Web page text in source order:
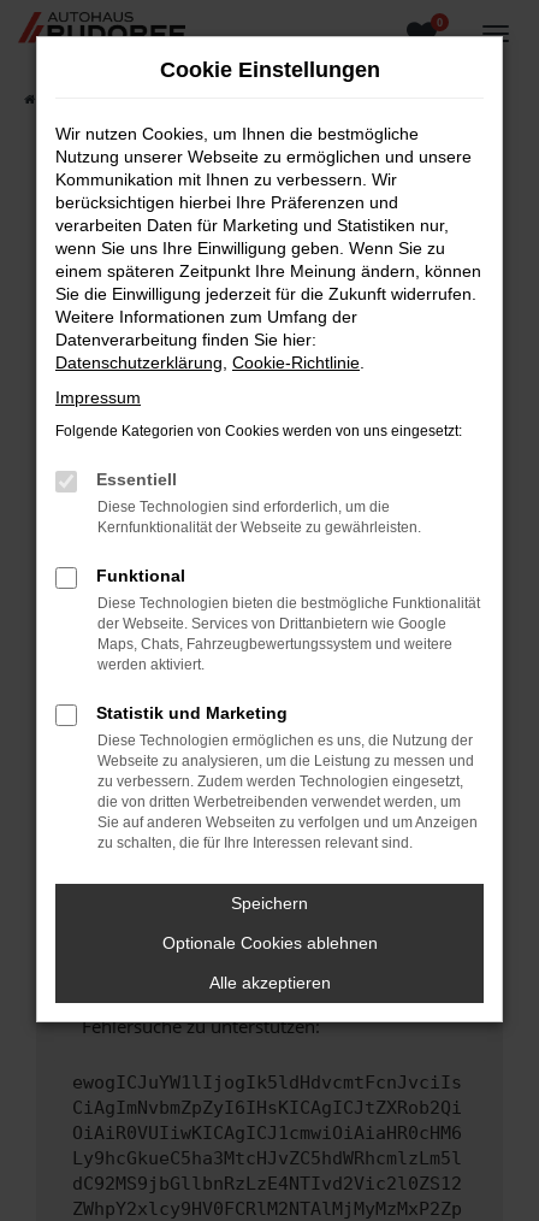
Zum
0
Fehler: Network Error
Beim Laden ist ein Fehler aufgetreten.
Hier sind ein paar Tipps, die dir helfen können:
Überprüfe deine Firewall und deine
Internetverbindung.
Laden andere Webseiten, zum Beispiel deine
Suchmaschine?
Prüfe deine Browsererweiterungen.
Manche Erweiterungen, wie Werbeblocker,
können das Laden bestimmter Seiten
verhindern. Funktioniert die Seite in einem
Fenster?
Starte dein Gerät neu.
Das kann manchmal helfen, vorübergehende
Probleme zu beheben.
Betriebssystem auf dem neuesten Stand
sind.
Veraltete Software birgt nicht nur ein
Sicherheitsrisiko, sondern kann auch dazu
führen, dass bestimmte Funktionen nicht mehr
unterstützt werden.
Wende dich an den Webseitenbetreiber.
Wenn du alle oben genannten Schritte versucht
hast, kontaktiere uns bitte. Wir werden
versuchen, das Problem zu beheben. Du kannst
uns diesen Text schicken, um uns bei der
Fehlersuche zu unterstützen:
ewogICJuYW1lIjogIk5ldHdvcmtFcnJvciIs
CiAgImNvbmZpZyI6IHsKICAgICJtZXRob2Qi
OiAiR0VUIiwKICAgICJ1cmwiOiAiaHR0cHM6
Ly9hcGkueC5ha3MtcHJvZC5hdWRhcmlzLm5l
dC92MS9jbGllbnRzLzE4NTIvd2Vic2l0ZS12
ZWhpY2xlcy9HV0FCRlM2NTAlMjMyMzMxP2Zp
Cookie Einstellungen
Wir nutzen Cookies, um Ihnen die bestmögliche
Nutzung unserer Webseite zu ermöglichen und unsere
Kommunikation mit Ihnen zu verbessern. Wir
berücksichtigen hierbei Ihre Präferenzen und
verarbeiten Daten für Marketing und Statistiken nur,
wenn Sie uns Ihre Einwilligung geben. Wenn Sie zu
einem späteren Zeitpunkt Ihre Meinung ändern, können
Sie die Einwilligung jederzeit für die Zukunft widerrufen.
Weitere Informationen zum Umfang der
Datenverarbeitung finden Sie hier:
Datenschutzerklärung Cookie-Richtlinie
Impressum
Folgende Kategorien von Cookies werden von uns eingesetzt:
Essentiell
Diese Technologien sind erforderlich, um die
Kernfunktionalität der Webseite zu gewährleisten.
Funktional
Diese Technologien bieten die bestmögliche Funktionalität
der Webseite. Services von Drittanbietern wie Google
Maps, Chats, Fahrzeugbewertungssystem und weitere
werden aktiviert.
Statistik und Marketing
Diese Technologien ermöglichen es uns, die Nutzung der
Webseite zu analysieren, um die Leistung zu messen und
zu verbessern. Zudem werden Technologien eingesetzt,
die von dritten Werbetreibenden verwendet werden, um
Sie auf anderen Webseiten zu verfolgen und um Anzeigen
zu schalten, die für Ihre Interessen relevant sind.
Speichern
Optionale Cookies ablehnen
Alle akzeptieren